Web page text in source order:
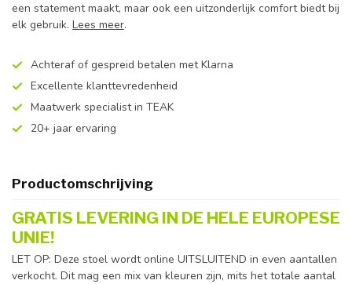
een statement maakt, maar ook een uitzonderlijk comfort biedt bij
elk gebruik. Lees meer.
Achteraf of gespreid betalen met Klarna
Excellente klanttevredenheid
Maatwerk specialist in TEAK
20+ jaar ervaring
Productomschrijving
GRATIS LEVERING IN DE HELE EUROPESE
UNIE!
LET OP: Deze stoel wordt online UITSLUITEND in even aantallen
verkocht. Dit mag een mix van kleuren zijn, mits het totale aantal